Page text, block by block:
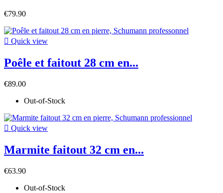
€79.90
 Quick view
Poêle et faitout 28 cm en...
€89.00
Out-of-Stock
 Quick view
Marmite faitout 32 cm en...
€63.90
Out-of-Stock